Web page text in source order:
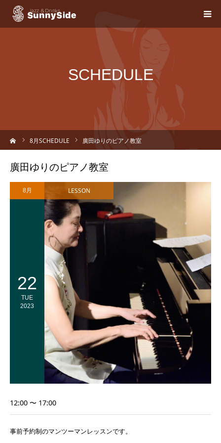
SCHEDULE
8月SCHEDULE 廣田ゆりのピアノ教室
廣田ゆりのピアノ教室
8月
22
TUE
2023
LESSON
12:00 〜 17:00
事前予約制のマンツーマンレッスンです。